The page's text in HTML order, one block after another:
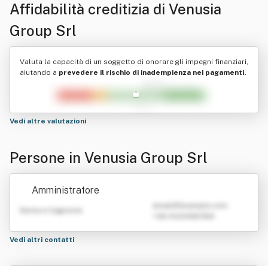
Affidabilità creditizia di Venusia
Group Srl
Valuta la capacità di un soggetto di onorare gli impegni finanziari,
aiutando a prevedere il rischio di inadempienza nei pagamenti.
Vedi altre valutazioni
Persone in Venusia Group Srl
Amministratore
Nome e Cognome
Vedi altri contatti